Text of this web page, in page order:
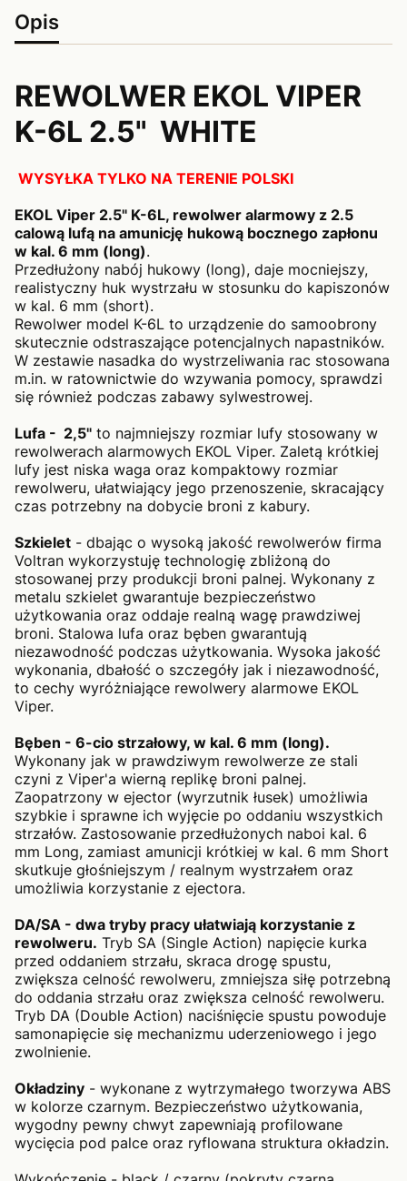
Opis
REWOLWER EKOL VIPER
K-6L 2.5" WHITE
WYSYŁKA TYLKO NA TERENIE POLSKI
EKOL Viper 2.5" K-6L, rewolwer alarmowy z 2.5
calową lufą na amunicję hukową bocznego zapłonu
w kal. 6 mm (long).
Przedłużony nabój hukowy (long), daje mocniejszy,
realistyczny huk wystrzału w stosunku do kapiszonów
w kal. 6 mm (short).
Rewolwer model K-6L to urządzenie do samoobrony
skutecznie odstraszające potencjalnych napastników.
W zestawie nasadka do wystrzeliwania rac stosowana
m.in. w ratownictwie do wzywania pomocy, sprawdzi
się również podczas zabawy sylwestrowej.
Lufa - 2,5" to najmniejszy rozmiar lufy stosowany w
rewolwerach alarmowych EKOL Viper. Zaletą krótkiej
lufy jest niska waga oraz kompaktowy rozmiar
rewolweru, ułatwiający jego przenoszenie, skracający
czas potrzebny na dobycie broni z kabury.
Szkielet - dbając o wysoką jakość rewolwerów firma
Voltran wykorzystuję technologię zbliżoną do
stosowanej przy produkcji broni palnej. Wykonany z
metalu szkielet gwarantuje bezpieczeństwo
użytkowania oraz oddaje realną wagę prawdziwej
broni. Stalowa lufa oraz bęben gwarantują
niezawodność podczas użytkowania. Wysoka jakość
wykonania, dbałość o szczegóły jak i niezawodność,
to cechy wyróżniające rewolwery alarmowe EKOL
Viper.
Bęben - 6-cio strzałowy, w kal. 6 mm (long).
Wykonany jak w prawdziwym rewolwerze ze stali
czyni z Viper'a wierną replikę broni palnej.
Zaopatrzony w ejector (wyrzutnik łusek) umożliwia
szybkie i sprawne ich wyjęcie po oddaniu wszystkich
strzałów. Zastosowanie przedłużonych naboi kal. 6
mm Long, zamiast amunicji krótkiej w kal. 6 mm Short
skutkuje głośniejszym / realnym wystrzałem oraz
umożliwia korzystanie z ejectora.
DA/SA - dwa tryby pracy ułatwiają korzystanie z
rewolweru. Tryb SA (Single Action) napięcie kurka
przed oddaniem strzału, skraca drogę spustu,
zwiększa celność rewolweru, zmniejsza siłę potrzebną
do oddania strzału oraz zwiększa celność rewolweru.
Tryb DA (Double Action) naciśnięcie spustu powoduje
samonapięcie się mechanizmu uderzeniowego i jego
zwolnienie.
Okładziny - wykonane z wytrzymałego tworzywa ABS
w kolorze czarnym. Bezpieczeństwo użytkowania,
wygodny pewny chwyt zapewniają profilowane
wycięcia pod palce oraz ryflowana struktura okładzin.